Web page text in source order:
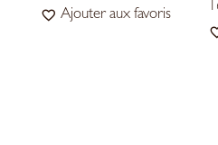
Ajouter aux favoris